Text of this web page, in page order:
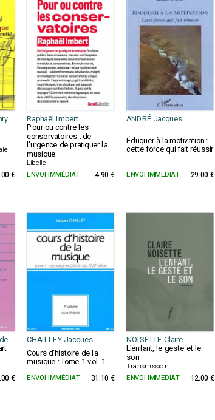
Raphaël Imbert ANDRÉ Jacques
Pour ou contre les
conservatoires : de
l'urgence de pratiquer la
musique
Libelle
Éduquer à la motivation :
cette force qui fait réussir
€ ENVOI IMMÉDIAT 4.90 € ENVOI IMMÉDIAT 29.00 €
CHAILLEY Jacques NOISETTE Claire
Cours d'histoire de la
musique : Tome 1 vol. 1
L'enfant, le geste et le
son
Transmission
€ ENVOI IMMÉDIAT 31.10 € ENVOI IMMÉDIAT 12.00 €